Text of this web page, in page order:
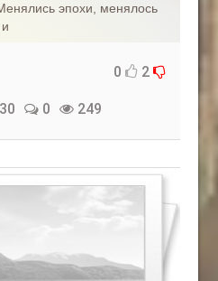
эпохи, менялось
0 2
0 249